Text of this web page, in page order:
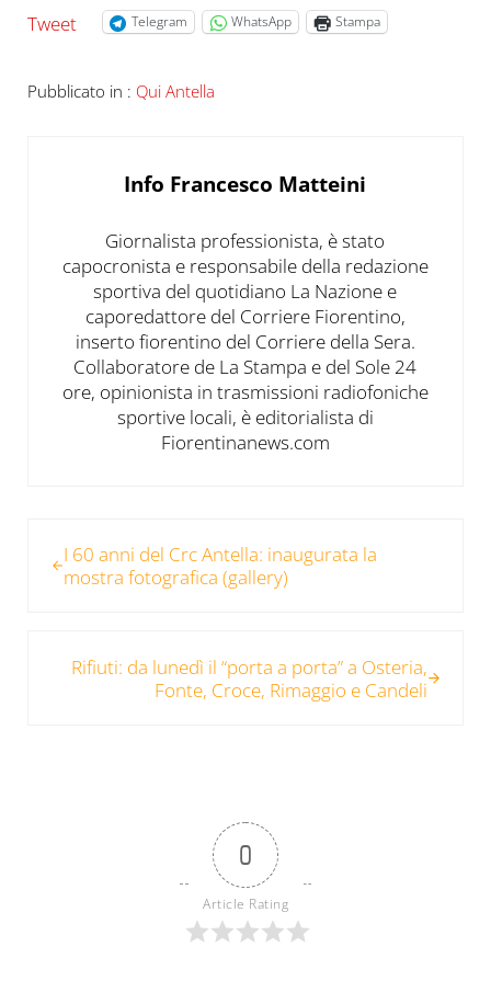
Tweet Telegram WhatsApp Stampa
Pubblicato in : Qui Antella
Info Francesco Matteini
Giornalista professionista, è stato
capocronista e responsabile della redazione
sportiva del quotidiano La Nazione e
caporedattore del Corriere Fiorentino,
inserto fiorentino del Corriere della Sera.
Collaboratore de La Stampa e del Sole 24
ore, opinionista in trasmissioni radiofoniche
sportive locali, è editorialista di
Fiorentinanews.com
I 60 anni del Crc Antella: inaugurata la
mostra fotografica (gallery)
Rifiuti: da lunedì il “porta a porta” a Osteria,
Fonte, Croce, Rimaggio e Candeli
0
Article Rating